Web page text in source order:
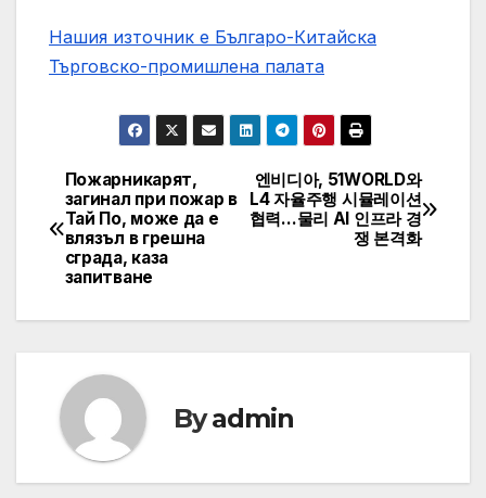
Нашия източник е Българо-Китайска
Търговско-промишлена палaта
Post
navigation
엔비디아, 51WORLD와
L4 자율주행 시뮬레이션
협력…물리 AI 인프라 경
쟁 본격화
Пожарникарят,
загинал при пожар в
Тай По, може да е
влязъл в грешна
сграда, каза
запитване
Byadmin